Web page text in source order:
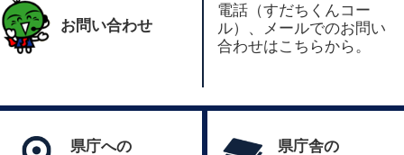
お問い合わせ
電話（すだちくんコー
ル）、メールでのお問い
合わせはこちらから。
県庁への
県庁舎の